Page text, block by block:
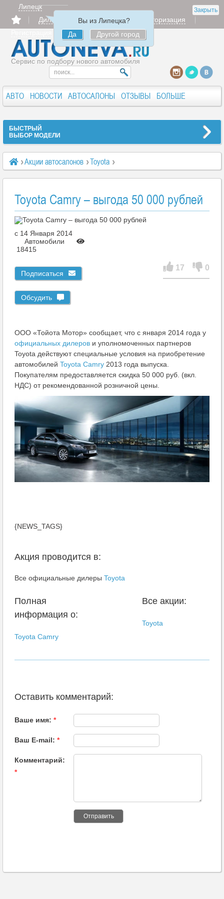
Закрыть
Липецк
Вы из Липецка?
Да
Другой город
Дилерам Продать
Авторизация
Сервис по подбору нового автомобиля
АВТО НОВОСТИ АВТОСАЛОНЫ ОТЗЫВЫ БОЛЬШЕ
БЫСТРЫЙ
ВЫБОР МОДЕЛИ
Акции автосалонов Toyota
Toyota Camry – выгода 50 000 рублей
Toyota Camry – выгода 50 000 рублей
c 14 Января 2014
Автомобили
18415
Подписаться
Обсудить
17 0
ООО «Тойота Мотор» сообщает, что с января 2014 года у
официальных дилеров и уполномоченных партнеров
Toyota действуют специальные условия на приобретение
автомобилей Toyota Camry 2013 года выпуска.
Покупателям предоставляется скидка 50 000 руб. (вкл.
НДС) от рекомендованной розничной цены.
{NEWS_TAGS}
Акция проводится в:
Все официальные дилеры Toyota
Полная
информация о:
Toyota Camry
Все акции:
Toyota
Оставить комментарий:
Ваше имя: *
Ваш E-mail: *
Комментарий:
*
Отправить